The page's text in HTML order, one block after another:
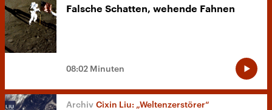
Falsche Schatten, wehende Fahnen
08:02 Minuten
Cixin Liu: „Weltenzerstörer“